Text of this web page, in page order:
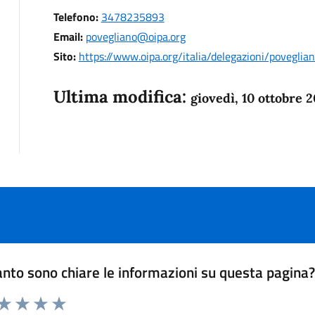
Telefono: 3478235893
Email: povegliano@oipa.org
Sito: https://www.oipa.org/italia/delegazioni/
Ultima modifica: giovedì, 10 ottobre
sono chiare le informazioni su questa pagina?
da 1 a 5 stelle la pagina